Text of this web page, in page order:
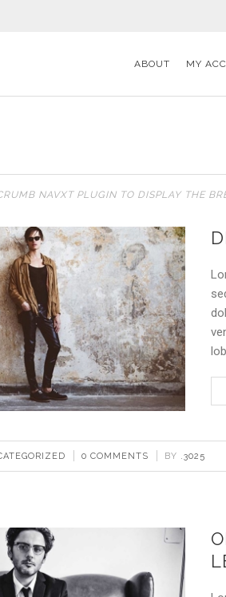
ABOUT MY
NAVXT PLUGIN TO DISPLAY THE
0 COMMENTS BY .3025